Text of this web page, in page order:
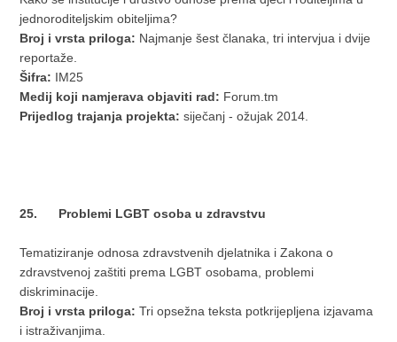
jednoroditeljskim obiteljima?
Broj i vrsta priloga: Najmanje šest članaka, tri intervjua i dvije
reportaže.
Šifra: IM25
Medij koji namjerava objaviti rad: Forum.tm
Prijedlog trajanja projekta: siječanj - ožujak 2014.
25. Problemi LGBT osoba u zdravstvu
Tematiziranje odnosa zdravstvenih djelatnika i Zakona o
zdravstvenoj zaštiti prema LGBT osobama, problemi
diskriminacije.
Broj i vrsta priloga: Tri opsežna teksta potkrijepljena izjavama
i istraživanjima.